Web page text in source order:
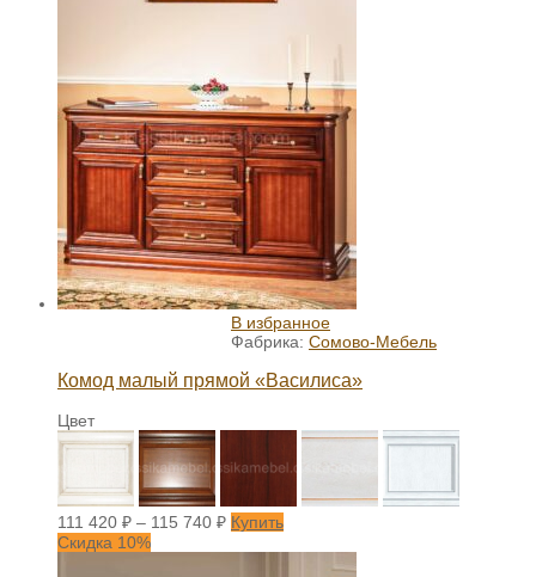
В избранное
Фабрика: Сомово-Мебель
Комод малый прямой «Василиса»
Цвет
111 420 ₽ – 115 740 ₽ Купить
Скидка 10%